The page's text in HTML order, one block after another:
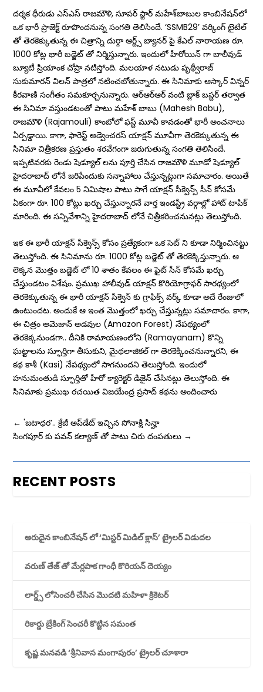
దర్శక ధీరుడు ఎస్ఎస్ రాజమౌళి, సూపర్ స్టార్ మహేశ్‌బాబుల కాంబినేషన్‌లో
ఒక భారీ ప్రాజెక్ట్‌ రూపొందనున్న సంగతి తెలిసిందే. ‘SSMB29’ వర్కింగ్ టైటిల్
తో తెరకెక్కుతున్న ఈ చిత్రాన్ని దుర్గా ఆర్ట్స్ బ్యానర్ పై కేఎల్ నారాయణ రూ.
1000 కోట్ల భారీ బడ్జెట్ తో నిర్మిస్తున్నారు. ఇందులో హీరోయిన్ గా బాలీవుడ్
బ్యూటీ ప్రియాంక చోప్రా నటిస్తోంది. మ‌ల‌యాళ న‌టుడు పృథ్వీరాజ్
సుకుమార‌న్ విల‌న్ పాత్ర‌లో న‌టించ‌బోతున్నారు. ఈ సినిమాకు ఆస్కార్ విన్నర్
కీరవాణి సంగీతం సమకూర్చనున్నారు. ఆర్‌ఆర్‌ఆర్ వంటి బ్లాక్ బ‌స్ట‌ర్ త‌ర్వాత
ఈ సినిమా వ‌స్తుండ‌టంతో పాటు మ‌హేశ్ బాబు (Mahesh Babu),
రాజ‌మౌళి (Rajamouli) కాంబోలో ఫ‌స్ట్ మూవీ కావ‌డంతో భారీ అంచ‌నాలు
ఏర్ప‌డ్డాయి. కాగా, ఫారెస్ట్‌ అడ్వెంచరస్‌ యాక్షన్‌ మూవీగా తెరకెక్కుతున్న ఈ
సినిమా చిత్రీకరణ ప్రస్తుతం శరవేగంగా జరుగుతున్న సంగతి తెలిసిందే.
ఇప్పటివరకు రెండు షెడ్యూల్ లను పూర్తి చేసిన రాజమౌళి మూడో షెడ్యూల్
హైదరాబాద్ లోనే జరిపేందుకు సన్నాహాలు చేస్తున్నట్లుగా స‌మాచారం. అయితే
ఈ మూవీలో కేవలం 5 నిమిషాల పాటు సాగే యాక్షన్ సీక్వెన్స్ సీన్ కోసమే
ఏకంగా రూ. 100 కోట్లు ఖర్చు చేస్తున్నారనే వార్త ఇండస్ట్రీ వర్గాల్లో హాట్ టాపిక్
మారింది. ఈ సన్నివేశాన్ని హైదరాబాద్ లోనే చిత్రీకరించనునట్లు తెలుస్తోంది.
ఇక ఈ భారీ యాక్షన్ సీక్వెన్స్ కోసం ప్రత్యేకంగా ఒక సెట్ ని కూడా నిర్మించిన‌ట్టు
తెలుస్తోంది. ఈ సినిమాను రూ. 1000 కోట్ల బడ్జెట్ తో తెరకెక్కిస్తున్నారు. ఆ
లెక్కన మొత్తం బడ్జెట్ లో 10 శాతం కేవలం ఈ ఫైట్ సీన్ కోసమే ఖర్చు
చేస్తుండటం విశేషం. ప్రముఖ హాలీవుడ్ యాక్షన్ కొరియోగ్రాఫర్ సారథ్యంలో
తెరకెక్కుతున్న ఈ భారీ యాక్షన్ సీక్వెన్ కు గ్రాఫిక్స్ వర్క్ కూడా అదే రేంజులో
ఉంటుంద‌ట‌. అందుకే ఆ ఇంత మొత్తంలో ఖ‌ర్చు చేస్తున్నట్లు సమాచారం. కాగా,
ఈ చిత్రం అమెజాన్‌ అడవుల (Amazon Forest) నేపథ్యంలో
తెరకెక్కనుండగా.. దీనికి రామాయణంలోని (Ramayanam) కొన్ని
ఘట్టాలను స్ఫూర్తిగా తీసుకుని, మైథలాజికల్ గా తెరకెక్కించనున్నారని, ఈ
కథ కాశీ (Kasi) నేపథ్యంలో సాగనుందని తెలుస్తోంది. ఇందులో
హనుమంతుడి స్ఫూర్తితో హీరో క్యారెక్టర్ డిజైన్ చేసినట్లు తెలుస్తోంది. ఈ
సినిమాకు ప్రముఖ రచయిత విజయేంద్ర ప్రసాద్‌ కథను అందించారు
←'జటాధర’.. క్రేజీ అప్‌డేట్‌ ఇచ్చిన సోనాక్షి సిన్హా
సింగపూర్ కు పవన్ కల్యాణ్ తో పాటు చిరు దంపతులు →
RECENT POSTS
అరుదైన కాంబినేషన్ లో ‘మిస్టర్ మిడిల్ క్లాస్’ ట్రైలర్ విడుదల
వరుణ్ తేజ్ తో మేర్లపాక గాంధీ కొరియన్ దెయ్యం
లార్డ్స్ లోసెంచరీ చేసిన మొదటి మహిళా క్రికెటర్
రికార్డు బ్రేకింగ్ సెంచరీ కొట్టిన సమంత
కృష్ణ మనవడి ‘శ్రీనివాస మంగాపురం’ ట్రైలర్ చూశారా